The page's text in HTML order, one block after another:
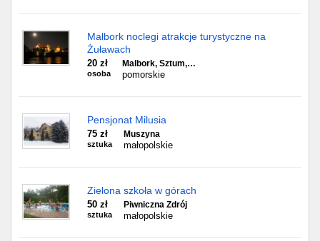
Malbork noclegi atrakcje turystyczne na
Żuławach
20 zł
osoba
Malbork, Sztum,…
pomorskie
Pensjonat Milusia
75 zł
sztuka
Muszyna
małopolskie
Zielona szkoła w górach
50 zł
sztuka
Piwniczna Zdrój
małopolskie